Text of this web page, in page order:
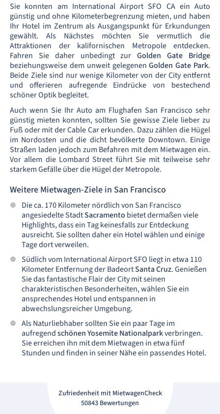
Sie konnten am International Airport SFO CA ein Auto
günstig und ohne Kilometerbegrenzung mieten, und haben
Ihr Hotel im Zentrum als Ausgangspunkt für Erkundungen
gewählt. Als Nächstes möchten Sie vermutlich die
Attraktionen der kalifornischen Metropole
entdecken.
Fahren Sie daher unbedingt zurGolden Gate Bridge
beziehungsweise dem unweit gelegenenGolden Gate Park.
Beide Ziele sind nur wenige Kilometer von der City entfernt
und offerieren aufregende Eindrücke von bestechend
schöner Optik begleitet.
Auch wenn Sie Ihr Auto am Flughafen San Francisco sehr
günstig mieten konnten, sollten Sie gewisse Ziele lieber zu
Fuß oder mit der Cable Car erkunden. Dazu zählen die Hügel
im Nordosten und die dicht bevölkerte Downtown. Einige
Straßen laden jedoch zum Befahren mit dem Mietwagen ein.
Vor allem die Lombard Street führt Sie mit teilweise sehr
starkem Gefälle über die Hügel der Metropole.
Weitere Mietwagen-Ziele in San Francisco
Die ca. 170 Kilometer nördlich von San Francisco
angesiedelte StadtSacramento bietet dermaßen viele
Highlights, dass ein Tag keinesfalls zur Entdeckung
ausreicht. Sie sollten daher ein Hotel wählen und einige
Tage dort verweilen.
Südlich vom International Airport SFO liegt in etwa 110
Kilometer Entfernung der BadeortSanta Cruz. Genießen
Sie das fantastische Flair der City mit seinen
charakteristischen Besonderheiten, wählen Sie ein
ansprechendes Hotel und entspannen in
abwechslungsreicher Umgebung.
Als Naturliebhaber sollten Sie ein paar Tage im
aufregendschönen Yosemite Nationalparkverbringen.
Sie erreichen ihn mit dem Mietwagen in etwa fünf
Stunden und finden in seiner Nähe ein passendes Hotel.
Zufriedenheit mit MietwagenCheck
50843 Bewertungen